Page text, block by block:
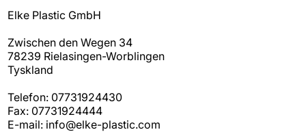
Elke Plastic GmbH
Zwischen den Wegen 34
78239 Rielasingen-Worblingen
Tyskland
Telefon: 07731924430
Fax: 07731924444
E-mail: info@elke-plastic.com